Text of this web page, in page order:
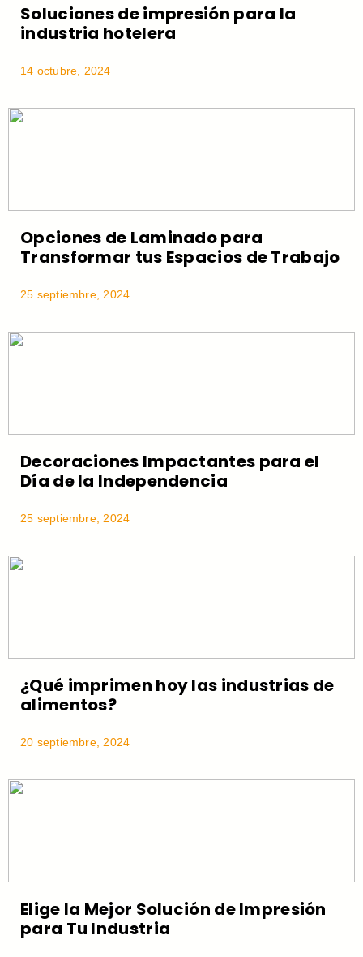
Soluciones de impresión para la
industria hotelera
14 octubre, 2024
Opciones de Laminado para
Transformar tus Espacios de Trabajo
25 septiembre, 2024
Decoraciones Impactantes para el
Día de la Independencia
25 septiembre, 2024
¿Qué imprimen hoy las industrias de
alimentos?
20 septiembre, 2024
Elige la Mejor Solución de Impresión
para Tu Industria